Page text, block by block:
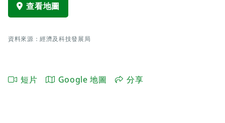
查看地圖
資料來源：經濟及科技發展局
短片 Google 地圖 分享